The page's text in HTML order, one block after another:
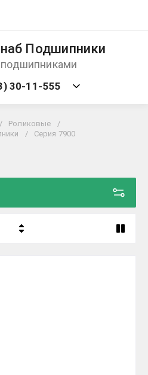
Подшипники
подшипниками
30-11-555
/ Роликовые
/
/ Серия 7900